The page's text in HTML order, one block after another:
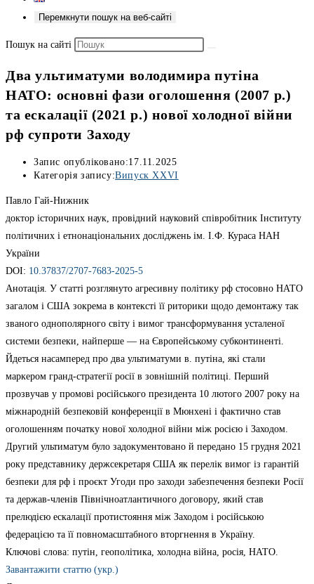
Перемкнути пошук на веб-сайті
Пошук на сайті
Два ультиматуми володимира путіна
НАТО: основні фази оголошення (2007 р.)
та ескалації (2021 р.) нової холодної війни
рф супроти Заходу
Запис опубліковано:17.11.2025
Категорія запису:Випуск ХХVІ
Павло Гай-Нижник
доктор історичних наук, провідний науковий співробітник Інституту
політичних і етнонаціональних досліджень ім. І.Ф. Кураса НАН
України
DOI: 10.37837/2707-7683-2025-5
Анотація. У статті розглянуто агресивну політику рф стосовно НАТО
загалом і США зокрема в контексті її риторики щодо демонтажу так
званого однополярного світу і вимог трансформування усталеної
системи безпеки, найперше — на Європейському субконтиненті.
Йдеться насамперед про два ультиматуми в. путіна, які стали
маркером гранд-стратегії росії в зовнішній політиці. Перший
прозвучав у промові російського президента 10 лютого 2007 року на
міжнародній безпековій конференції в Мюнхені і фактично став
оголошенням початку нової холодної війни між росією і Заходом.
Другий ультиматум було задокументовано й передано 15 грудня 2021
року представнику держсекретаря США як перелік вимог із гарантій
безпеки для рф і проєкт Угоди про заходи забезпечення безпеки Росії
та держав-членів Північноатлантичного договору, який став
прелюдією ескалації протистояння між Заходом і російською
федерацією та її повномасштабного вторгнення в Україну.
Ключові слова: путін, геополітика, холодна війна, росія, НАТО.
Завантажити статтю (укр.)